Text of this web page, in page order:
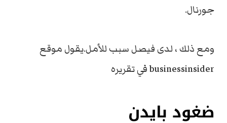
جورنال.
ومع ذلك ، لدى فيصل سبب للأمل.يقول موقع
businessinsider في تقريره
ضغود بايدن